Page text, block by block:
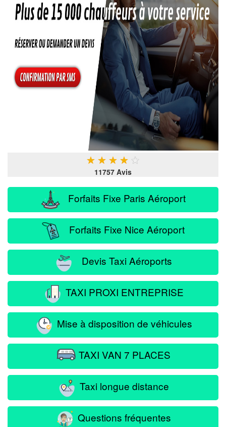
★ ★ ★ ★ ★
11757 Avis
Forfaits Fixe Paris Aéroport
Forfaits Fixe Nice Aéroport
Devis Taxi Aéroports
TAXI PROXI ENTREPRISE
Mise à disposition de véhicules
TAXI VAN 7 PLACES
Taxi longue distance
Questions fréquentes